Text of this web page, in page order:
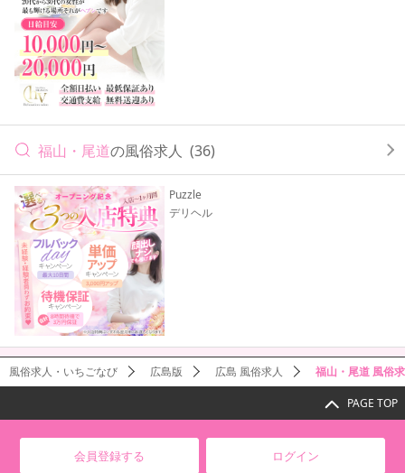
福山・尾道の風俗求人 (36)
Puzzle
デリヘル
風俗求人・いちごなび 広島版 広島 風俗求人 福山・尾道 風俗
PAGE TOP
会員登録する ログイン